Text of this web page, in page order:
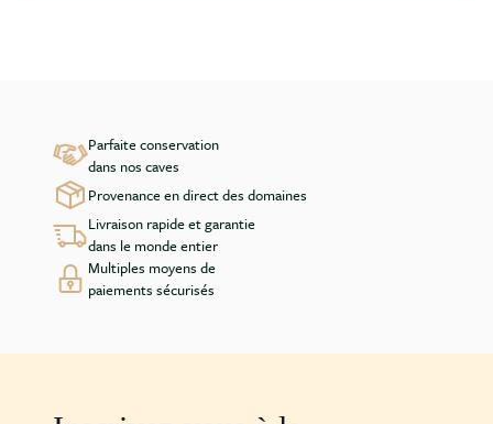
Parfaite conservation
dans nos caves
Provenance en direct des domaines
Livraison rapide et garantie
dans le monde entier
Multiples moyens de
paiements sécurisés